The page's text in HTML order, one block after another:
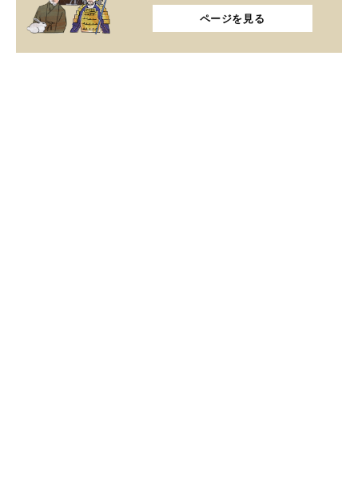
ページを見る